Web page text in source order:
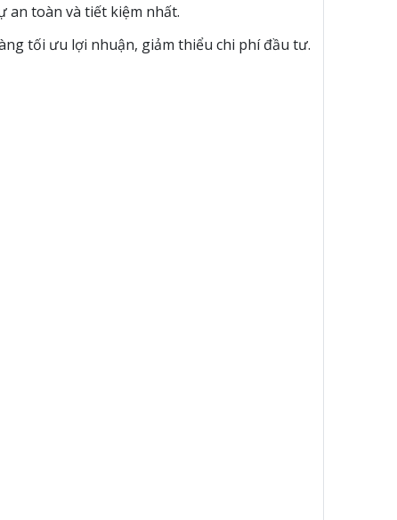
an toàn và tiết kiệm nhất.
tối ưu lợi nhuận, giảm thiểu chi phí đầu tư.